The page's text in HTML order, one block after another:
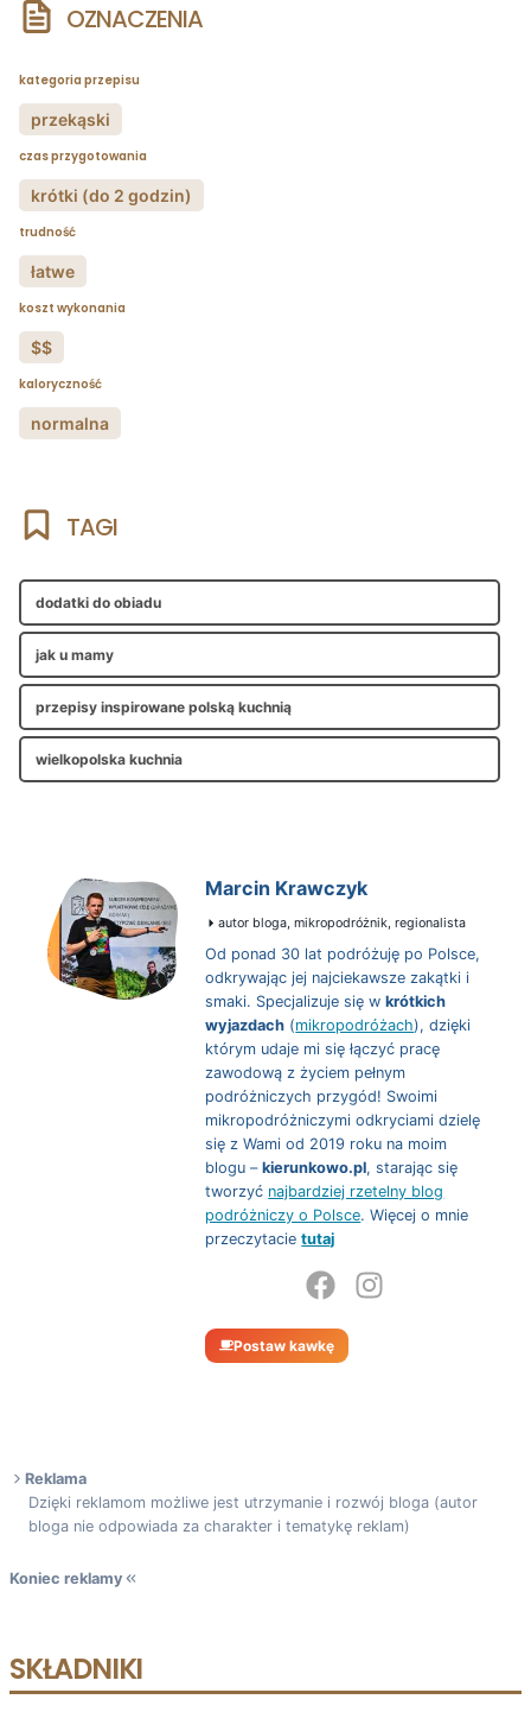
OZNACZENIA
kategoria przepisu
przekąski
czas przygotowania
krótki (do 2 godzin)
trudność
łatwe
koszt wykonania
$$
kaloryczność
normalna
TAGI
dodatki do obiadu
jak u mamy
przepisy inspirowane polską kuchnią
wielkopolska kuchnia
Marcin Krawczyk
autor bloga, mikropodróżnik, regionalista
Od ponad 30 lat podróżuję po Polsce,
odkrywając jej najciekawsze zakątki i
smaki. Specjalizuje się wkrótkich
wyjazdach (mikropodróżach), dzięki
którym udaje mi się łączyć pracę
zawodową z życiem pełnym
podróżniczych przygód! Swoimi
mikropodróżniczymi odkryciami dzielę
się z Wami od 2019 roku na moim
blogu –kierunkowo.pl, starając się
tworzyć najbardziej rzetelny blog
podróżniczy o Polsce. Więcej o mnie
przeczytacietutaj
Postaw kawkę
Reklama
Dzięki reklamom możliwe jest utrzymanie i rozwój bloga (autor
bloga nie odpowiada za charakter i tematykę reklam)
Koniec reklamy
SKŁADNIKI